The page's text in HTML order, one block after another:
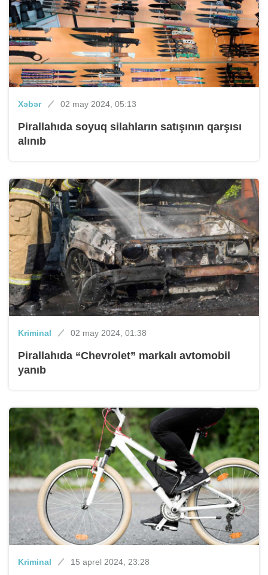
Xəbər 02 may 2024, 05:13
Pirallahıda soyuq silahların satışının qarşısı
alınıb
Kriminal 02 may 2024, 01:38
Pirallahıda “Chevrolet” markalı avtomobil
yanıb
Kriminal 15 aprel 2024, 23:28